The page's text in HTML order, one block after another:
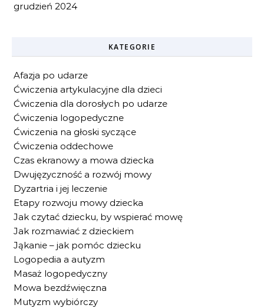
grudzień 2024
KATEGORIE
Afazja po udarze
Ćwiczenia artykulacyjne dla dzieci
Ćwiczenia dla dorosłych po udarze
Ćwiczenia logopedyczne
Ćwiczenia na głoski syczące
Ćwiczenia oddechowe
Czas ekranowy a mowa dziecka
Dwujęzyczność a rozwój mowy
Dyzartria i jej leczenie
Etapy rozwoju mowy dziecka
Jak czytać dziecku, by wspierać mowę
Jak rozmawiać z dzieckiem
Jąkanie – jak pomóc dziecku
Logopedia a autyzm
Masaż logopedyczny
Mowa bezdźwięczna
Mutyzm wybiórczy